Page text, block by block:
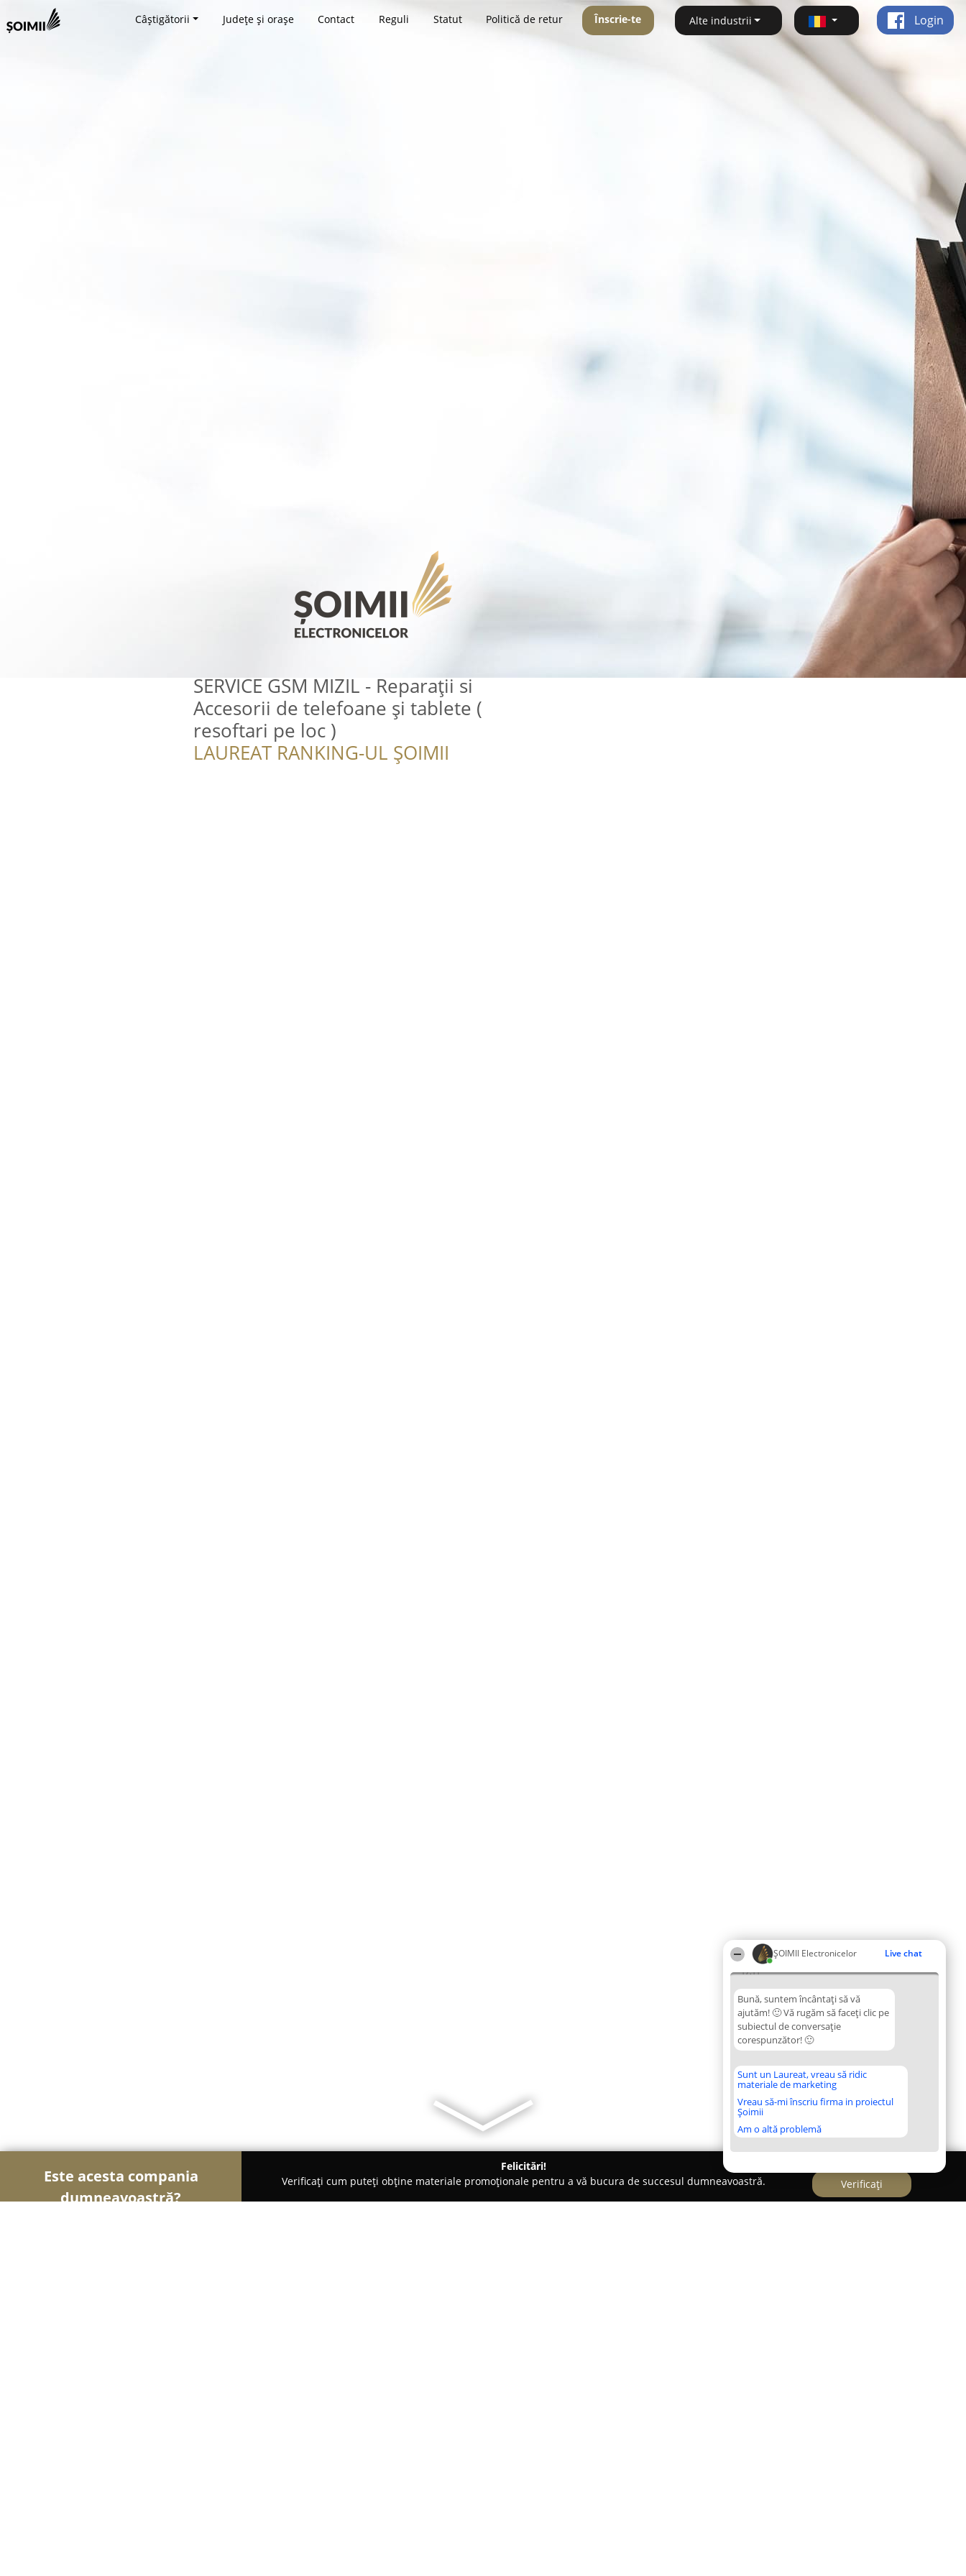
ȘOIMII Electronicelor Live chat
17:11
Bună, suntem încântați să vă
ajutăm! 🙂 Vă rugăm să faceți clic pe
subiectul de conversație
corespunzător! 🙂
Sunt un Laureat, vreau să ridic
materiale de marketing
Vreau să-mi înscriu firma in proiectul
Șoimii
Am o altă problemă
Câștigătorii Județe și orașe Contact Reguli Statut Politică de retur Înscrie-te Alte industrii Login
SERVICE GSM MIZIL - Reparații si
Accesorii de telefoane și tablete (
resoftari pe loc )
LAUREAT RANKING-UL ȘOIMII
Este acesta compania
dumneavoastră?
Felicitări!
Verificați cum puteți obține materiale promoționale pentru a vă bucura de succesul dumneavoastră.
Verificați